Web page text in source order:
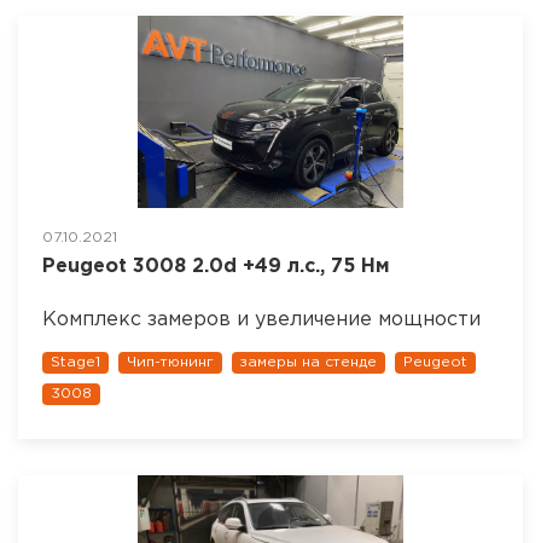
07.10.2021
Peugeot 3008 2.0d +49 л.с., 75 Нм
Комплекс замеров и увеличение мощности
Stage1 Чип-тюнинг замеры на стенде Peugeot
3008